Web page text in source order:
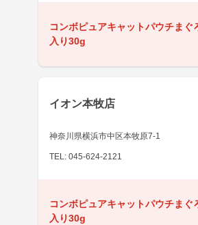
コンボピュアキャットパウチまぐ
入り30g
イオン本牧店
神奈川県横浜市中区本牧原7-1
TEL: 045-624-2121
コンボピュアキャットパウチまぐ
入り30g